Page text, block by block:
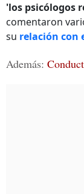
'los psicólogos
comentaron
su relación con
Además: